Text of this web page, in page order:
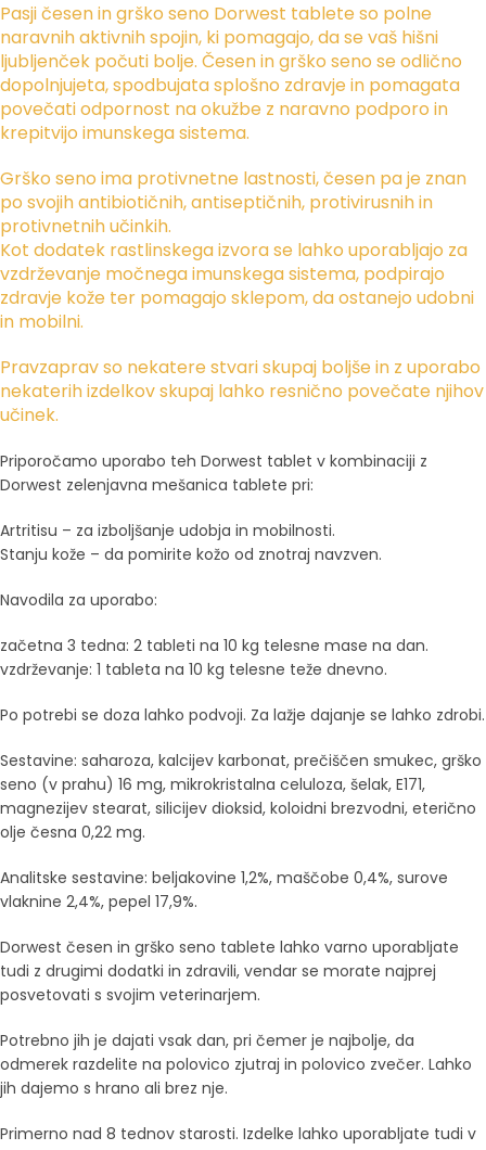
Pasji česen in grško seno Dorwest tablete so polne
naravnih aktivnih spojin, ki pomagajo, da se vaš hišni
ljubljenček počuti bolje. Česen in grško seno se odlično
dopolnjujeta, spodbujata splošno zdravje in pomagata
povečati odpornost na okužbe z naravno podporo in
krepitvijo imunskega sistema.
Grško seno ima protivnetne lastnosti, česen pa je znan
po svojih antibiotičnih, antiseptičnih, protivirusnih in
protivnetnih učinkih.
Kot dodatek rastlinskega izvora se lahko uporabljajo za
vzdrževanje močnega imunskega sistema, podpirajo
zdravje kože ter pomagajo sklepom, da ostanejo udobni
in mobilni.
Pravzaprav so nekatere stvari skupaj boljše in z uporabo
nekaterih izdelkov skupaj lahko resnično povečate njihov
učinek.
Priporočamo uporabo teh Dorwest tablet v kombinaciji z
Dorwest zelenjavna mešanica tablete pri:
Artritisu – za izboljšanje udobja in mobilnosti.
Stanju kože – da pomirite kožo od znotraj navzven.
Navodila za uporabo:
začetna 3 tedna: 2 tableti na 10 kg telesne mase na dan.
vzdrževanje: 1 tableta na 10 kg telesne teže dnevno.
Po potrebi se doza lahko podvoji. Za lažje dajanje se lahko zdrobi.
Sestavine: saharoza, kalcijev karbonat, prečiščen smukec, grško
seno (v prahu) 16 mg, mikrokristalna celuloza, šelak, E171,
magnezijev stearat, silicijev dioksid, koloidni brezvodni, eterično
olje česna 0,22 mg.
Analitske sestavine: beljakovine 1,2%, maščobe 0,4%, surove
vlaknine 2,4%, pepel 17,9%.
Dorwest česen in grško seno tablete lahko varno uporabljate
tudi z drugimi dodatki in zdravili, vendar se morate najprej
posvetovati s svojim veterinarjem.
Potrebno jih je dajati vsak dan, pri čemer je najbolje, da
odmerek razdelite na polovico zjutraj in polovico zvečer. Lahko
jih dajemo s hrano ali brez nje.
Primerno nad 8 tednov starosti. Izdelke lahko uporabljate tudi v